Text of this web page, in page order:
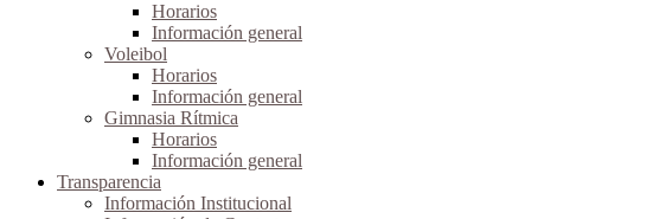
Horarios
Información general
Voleibol
Horarios
Información general
Gimnasia Rítmica
Horarios
Información general
Transparencia
Información Institucional